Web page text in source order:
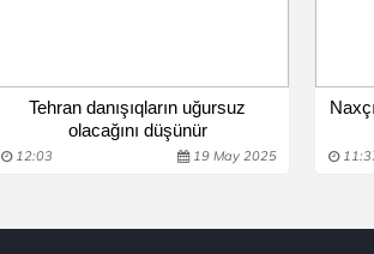
Tehran danışıqların uğursuz
olacağını düşünür
12:03 19 May 2025